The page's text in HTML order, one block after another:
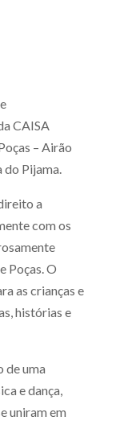
CAISA
– Airão
do Pijama.
a
com os
Poças. O
as crianças e
histórias e
de uma
e dança,
uniram em